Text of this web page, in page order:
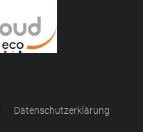
Datenschutzerklärung